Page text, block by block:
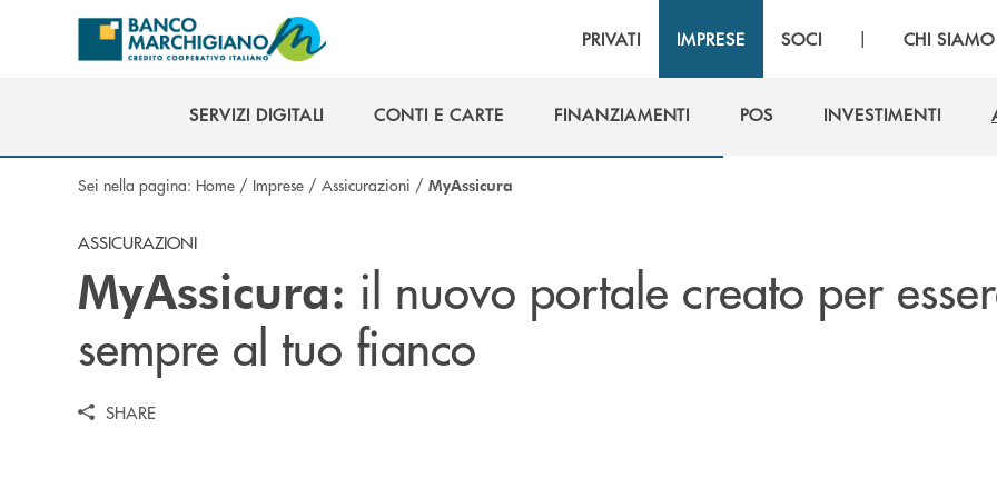
Salta al contenuto principale
PRIVATI IMPRESE SOCI | CHI SIAMO
SERVIZI DIGITALI
CONTI E CARTE
FINANZIAMENTI
POS
INVESTIMENTI
Sei nella pagina: Home / Imprese / Assicurazioni / MyAssicura
ASSICURAZIONI
MyAssicura: il nuovo portale creato per
sempre al tuo fianco
SHARE